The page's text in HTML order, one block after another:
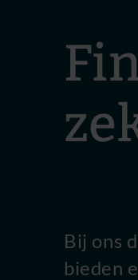
Bij ons
bieden